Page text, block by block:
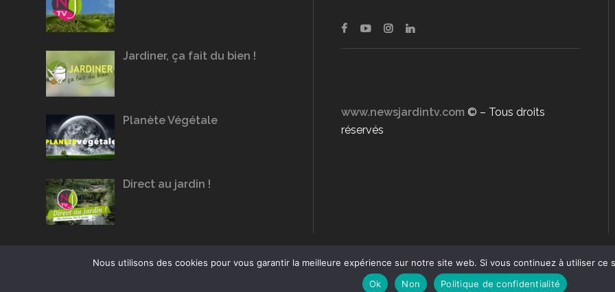
Jardiner, ça fait du bien !
Planète Végétale
Direct au jardin !
www.newsjardintv.com © – Tous droits
réservés
Nous utilisons des cookies pour vous garantir la meilleure expérience sur notre site web. Si vous continuez à utiliser
Ok
Non Politique de confidentialité